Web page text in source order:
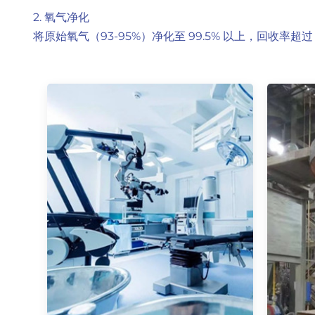
2. 氧气净化
将原始氧气（93-95%）净化至 99.5% 以上，回收率超